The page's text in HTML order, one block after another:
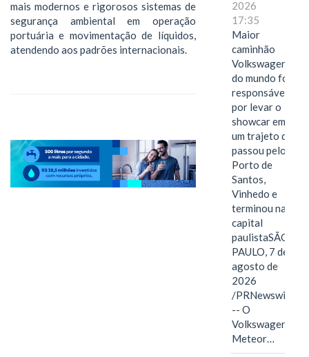
mais modernos e rigorosos sistemas de
segurança ambiental em operação
portuária e movimentação de líquidos,
atendendo aos padrões internacionais.
2026
17:35
Maior
caminhão
Volkswagen
do mundo foi
responsável
por levar o
showcar em
um trajeto que
passou pelo
Porto de
Santos,
Vinhedo e
terminou na
capital
paulistaSÃO
PAULO, 7 de
agosto de
2026
/PRNewswire/
-- O
Volkswagen
Meteor…